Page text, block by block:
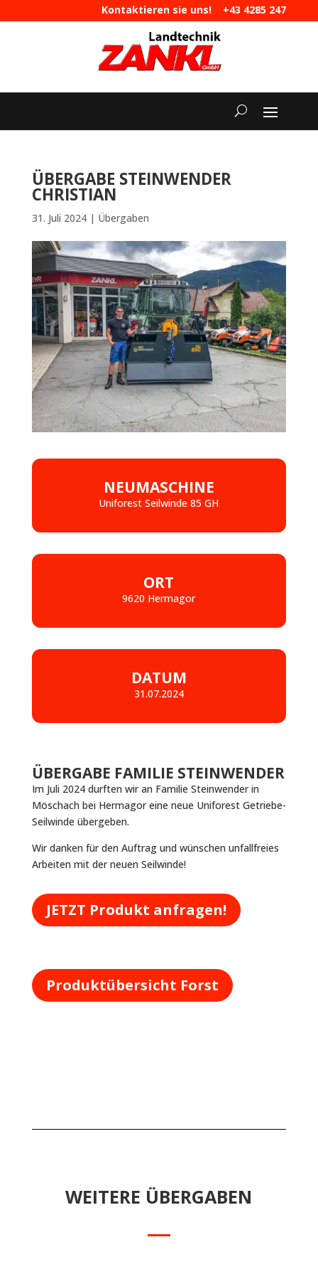
Kontaktieren sie uns! +43 4285 247
|maschinen@landtechnik-zankl.at
ÜBERGABE STEINWENDER
CHRISTIAN
31. Juli 2024| Übergaben
NEUMASCHINE
Uniforest Seilwinde 85 GH
ORT
9620 Hermagor
DATUM
31.07.2024
ÜBERGABE FAMILIE STEINWENDER
Im Juli 2024 durften wir an Familie Steinwender in
Möschach bei Hermagor eine neue Uniforest Getriebe-
Seilwinde übergeben.
Wir danken für den Auftrag und wünschen unfallfreies
Arbeiten mit der neuen Seilwinde!
JETZT Produkt anfragen!
Produktübersicht Forst
WEITERE ÜBERGABEN